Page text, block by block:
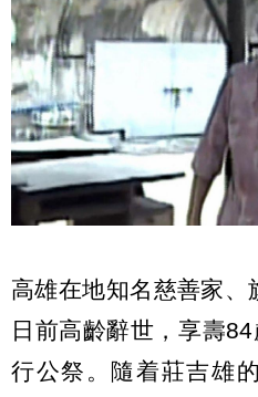
高雄在地知名慈善家
日前高齡辭世，享壽
行公祭。隨着莊吉雄